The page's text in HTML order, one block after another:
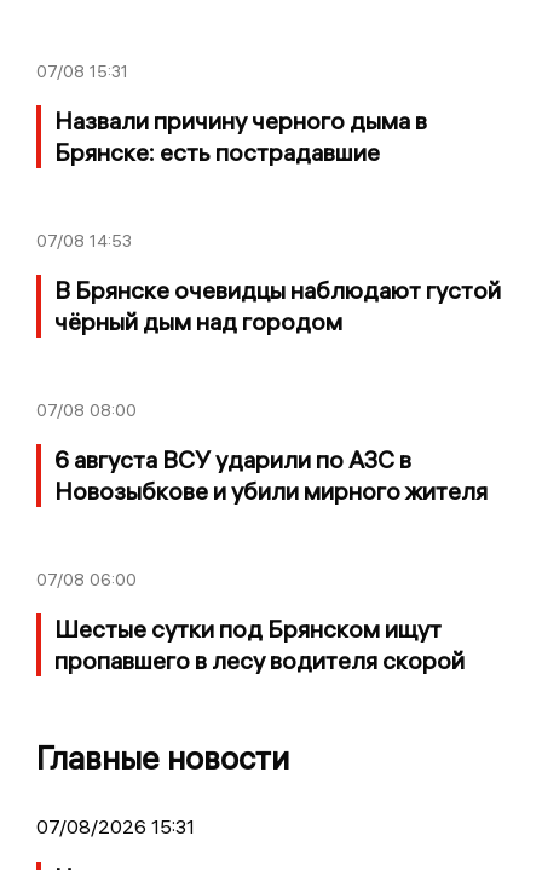
07/08 15:31
Назвали причину черного дыма в
Брянске: есть пострадавшие
07/08 14:53
В Брянске очевидцы наблюдают густой
чёрный дым над городом
07/08 08:00
6 августа ВСУ ударили по АЗС в
Новозыбкове и убили мирного жителя
07/08 06:00
Шестые сутки под Брянском ищут
пропавшего в лесу водителя скорой
Главные новости
07/08/2026 15:31